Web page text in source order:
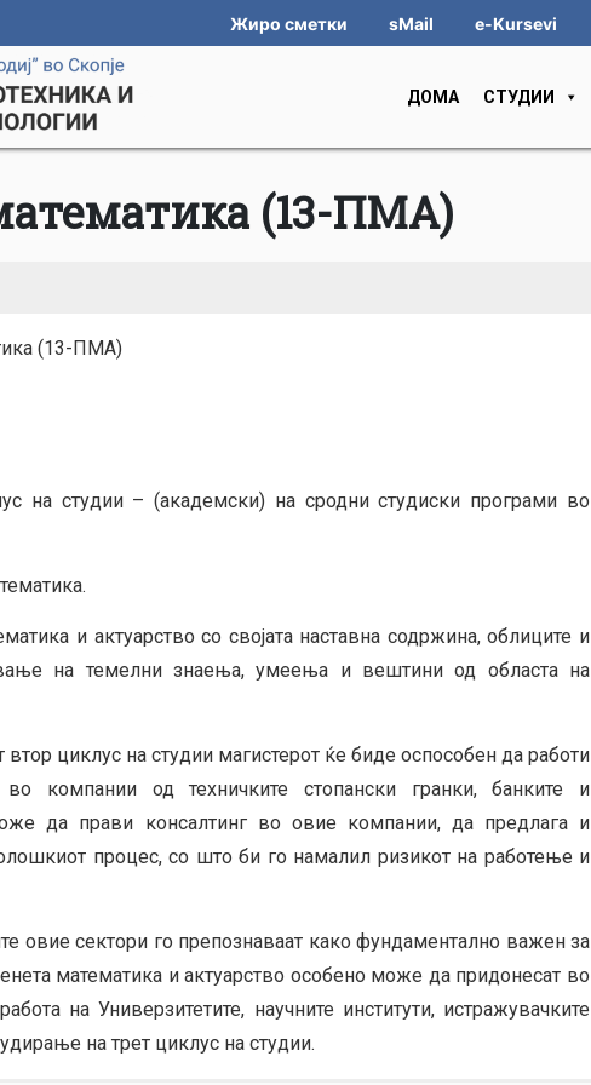
Жиро сметки sMail e-Kursevi
ДОМА СТУДИИ
(13-ПМА)
(13-ПМА)
на студии – (академски) на сродни студиски програми во
и актуарство со својата наставна содржина, облиците и
на темелни знаења, умеења и вештини од областа на
циклус на студии магистерот ќе биде оспособен да работи
компании од техничките стопански гранки, банките и
да прави консалтинг во овие компании, да предлага и
процес, со што би го намалил ризикот на работење и
овие сектори го препознаваат како фундаментално важен за
математика и актуарство особено може да придонесат во
на Универзитетите, научните институти, истражувачките
на трет циклус на студии.